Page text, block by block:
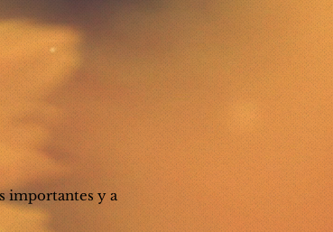
importantes y a